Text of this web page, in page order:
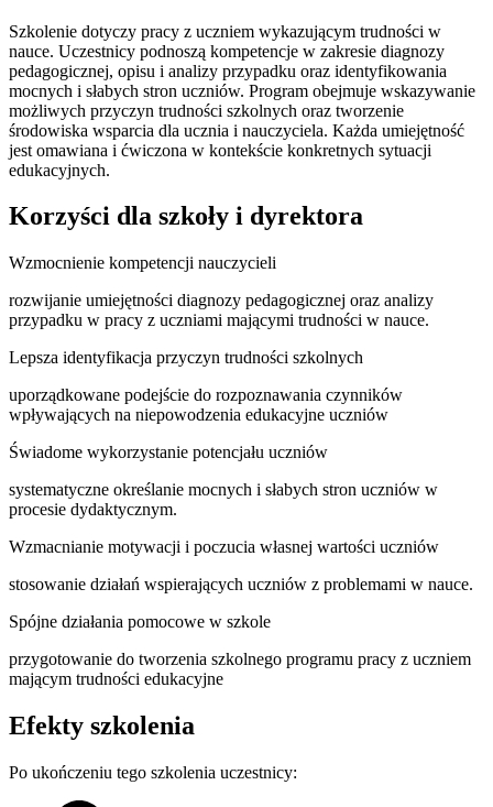
Szkolenie dotyczy pracy z uczniem wykazującym trudności w
nauce. Uczestnicy podnoszą kompetencje w zakresie diagnozy
pedagogicznej, opisu i analizy przypadku oraz identyfikowania
mocnych i słabych stron uczniów. Program obejmuje wskazywanie
możliwych przyczyn trudności szkolnych oraz tworzenie
środowiska wsparcia dla ucznia i nauczyciela. Każda umiejętność
jest omawiana i ćwiczona w kontekście konkretnych sytuacji
edukacyjnych.
Korzyści dla szkoły i dyrektora
Wzmocnienie kompetencji nauczycieli
rozwijanie umiejętności diagnozy pedagogicznej oraz analizy
przypadku w pracy z uczniami mającymi trudności w nauce.
Lepsza identyfikacja przyczyn trudności szkolnych
uporządkowane podejście do rozpoznawania czynników
wpływających na niepowodzenia edukacyjne uczniów
Świadome wykorzystanie potencjału uczniów
systematyczne określanie mocnych i słabych stron uczniów w
procesie dydaktycznym.
Wzmacnianie motywacji i poczucia własnej wartości uczniów
stosowanie działań wspierających uczniów z problemami w nauce.
Spójne działania pomocowe w szkole
przygotowanie do tworzenia szkolnego programu pracy z uczniem
mającym trudności edukacyjne
Efekty szkolenia
Po ukończeniu tego szkolenia uczestnicy: